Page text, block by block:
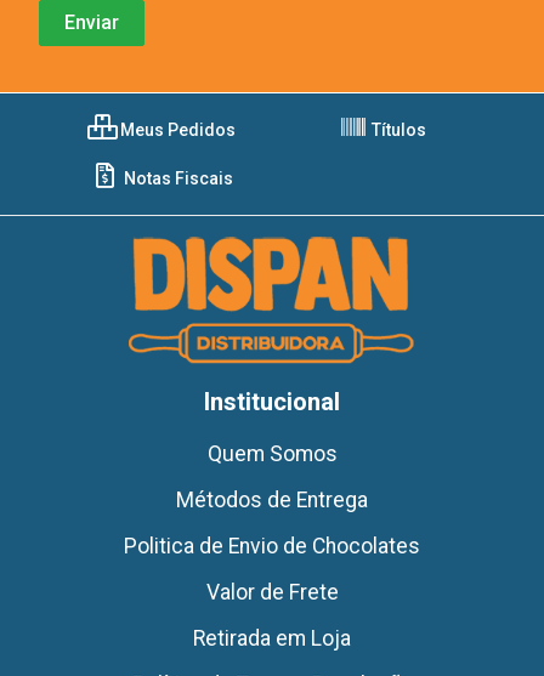
Meus Pedidos Títulos
Notas Fiscais
Institucional
Quem Somos
Métodos de Entrega
Politica de Envio de Chocolates
Valor de Frete
Retirada em Loja